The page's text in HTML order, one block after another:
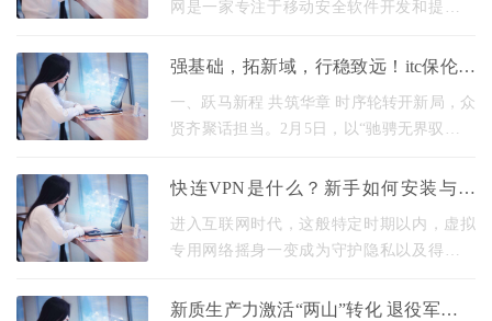
网是一家专注于移动安全软件开发和提供的
帮助用户保护他们的移动设备和个人信息。
强基础，拓新域，行稳致远！itc保伦股
份管理表彰盛典圆满落幕！
一、跃马新程 共筑华章 时序轮转开新局，众
贤齐聚话担当。2月5日，以“驰骋无界驭见非
会在itc保伦股份总部报告厅隆重召开。此次
快连VPN是什么？新手如何安装与使
用，全面解析注意事项
进入互联网时代，这般特定时期以内，虚拟
专用网络摇身一变成为守护隐私以及得以访
网络身为一款具备易用特性的服务，能够助
新质生产力激活“两山”转化 退役军人领